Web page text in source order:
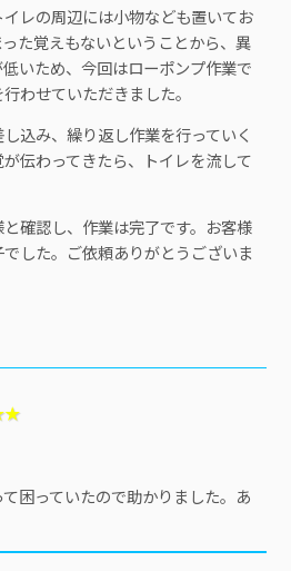
レの周辺には小物なども置いてお
た覚えもないということから、異
いため、今回はローポンプ作業で
わせていただきました。
込み、繰り返し作業を行っていく
伝わってきたら、トイレを流して
確認し、作業は完了です。お客様
した。ご依頼ありがとうございま
困っていたので助かりました。あ